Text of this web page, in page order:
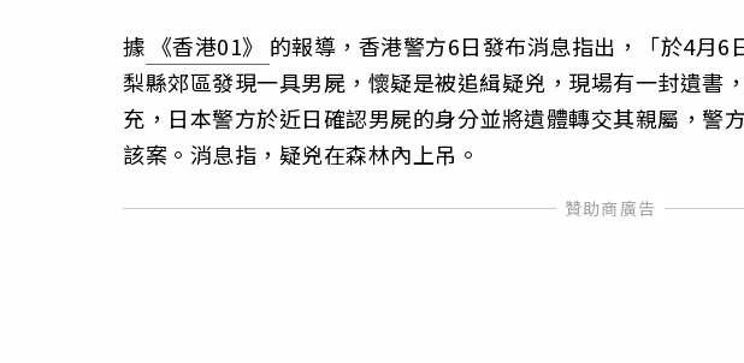
據 《香港01》 的報導，香港警方6日發布消息指出，「於4月
梨縣郊區發現一具男屍，懷疑是被追緝疑兇，現場有一封遺書
充，日本警方於近日確認男屍的身分並將遺體轉交其親屬，警
該案。消息指，疑兇在森林內上吊。